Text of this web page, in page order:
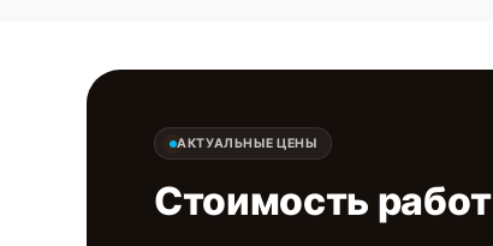
АКТУАЛЬНЫЕ ЦЕНЫ
Стоимость работ